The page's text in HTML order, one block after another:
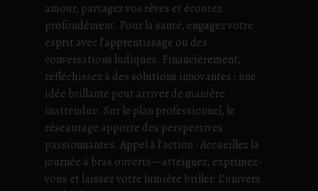
amour, partagez vos rêves et écoutez
profondément. Pour la santé, engagez votre
esprit avec l’apprentissage ou des
conversations ludiques. Financièrement,
réfléchissez à des solutions innovantes ; une
idée brillante peut arriver de manière
inattendue. Sur le plan professionnel, le
réseautage apporte des perspectives
passionnantes. Appel à l’action : Accueillez la
journée à bras ouverts—atteignez, exprimez-
vous et laissez votre lumière briller. L’univers